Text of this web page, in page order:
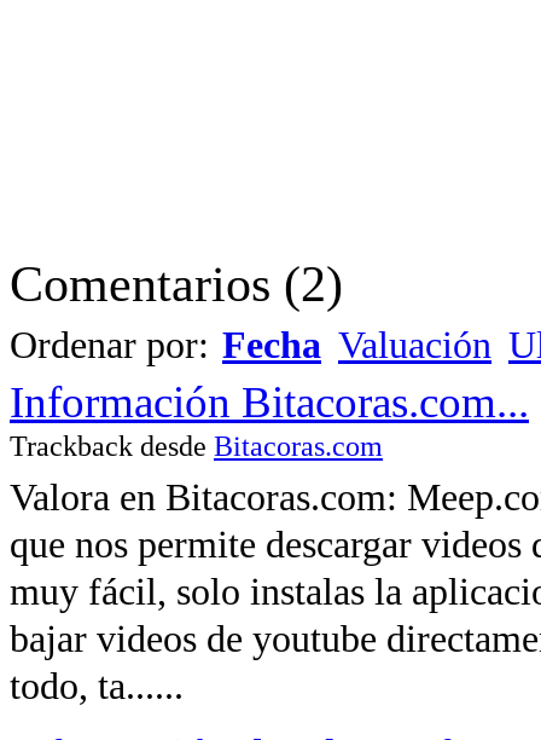
Comentarios (2)
Ordenar por: Fecha Valuación
Información Bitacoras.com...
Trackback desde Bitacoras.com
Valora en Bitacoras.com:
que nos permite descargar
muy fácil, solo instalas la
bajar videos de youtube
todo, ta......